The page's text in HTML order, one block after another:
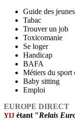
Guide des jeunes
Tabac
Trouver un job
Toxicomanie
Se loger
Handicap
BAFA
Métiers du sport
Baby sitting
Emploi
EUROPE DIRECT
YIJ étant "Relais